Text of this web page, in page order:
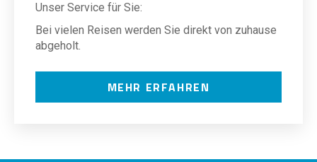
Unser Service für Sie:
Bei vielen Reisen werden Sie direkt von zuhause
abgeholt.
MEHR ERFAHREN